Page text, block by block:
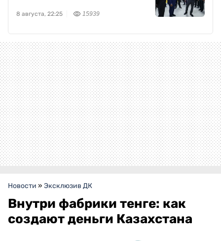
8 августа, 22:25 15939
Новости » Эксклюзив ДК
Внутри фабрики тенге: как
создают деньги Казахстана